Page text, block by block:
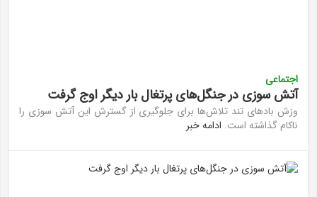
اجتماعی
آتش سوزی در جنگل‌های پرتغال بار دیگر اوج گرفت
وزش باد‌های تند تلاش‌ها برای جلوگیری از گسترش این آتش سوزی را
ناکام گذاشته است. ادامه خبر